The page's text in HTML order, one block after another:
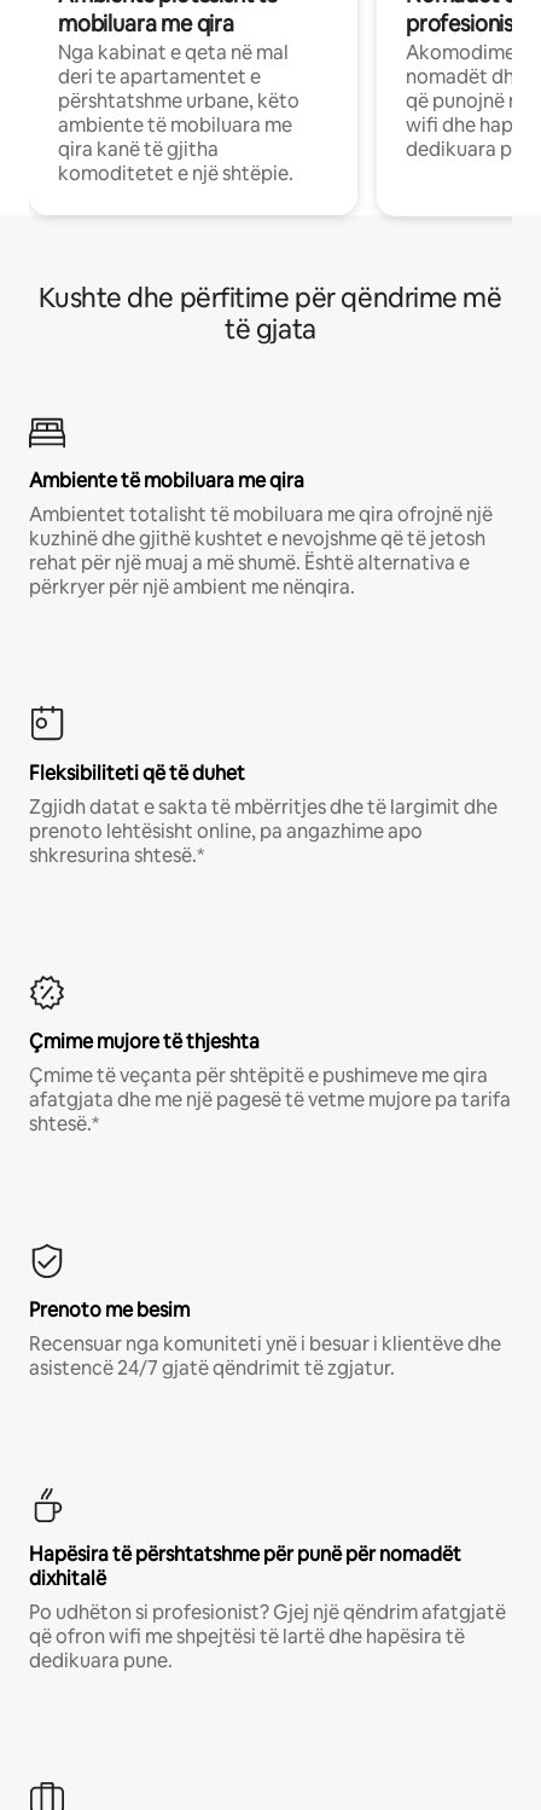
mobiluara me qira
Nga kabinat e qeta në mal
deri te apartamentet e
përshtatshme urbane, këto
ambiente të mobiluara me
qira kanë të gjitha
komoditetet e një shtëpie.
Akomodime
nomadët dhe
që punojnë në
wifi dhe
dedikuara
Kushte dhe përfitime për qëndrime më
të gjata
Ambiente të mobiluara me qira
Ambientet totalisht të mobiluara me qira ofrojnë një
kuzhinë dhe gjithë kushtet e nevojshme që të jetosh
rehat për një muaj a më shumë. Është alternativa e
përkryer për një ambient me nënqira.
Fleksibiliteti që të duhet
Zgjidh datat e sakta të mbërritjes dhe të largimit dhe
prenoto lehtësisht online, pa angazhime apo
shkresurina shtesë.*
Çmime mujore të thjeshta
Çmime të veçanta për shtëpitë e pushimeve me qira
afatgjata dhe me një pagesë të vetme mujore pa tarifa
shtesë.*
Prenoto me besim
Recensuar nga komuniteti ynë i besuar i klientëve dhe
asistencë 24/7 gjatë qëndrimit të zgjatur.
Hapësira të përshtatshme për punë për nomadët
dixhitalë
Po udhëton si profesionist? Gjej një qëndrim afatgjatë
që ofron wifi me shpejtësi të lartë dhe hapësira të
dedikuara pune.